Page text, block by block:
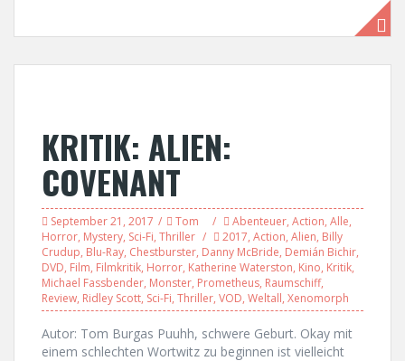
KRITIK: ALIEN:
COVENANT
September 21, 2017 Tom Abenteuer, Action, Alle,
Horror, Mystery, Sci-Fi, Thriller 2017, Action, Alien, Billy
Crudup, Blu-Ray, Chestburster, Danny McBride, Demián Bichir,
DVD, Film, Filmkritik, Horror, Katherine Waterston, Kino, Kritik,
Michael Fassbender, Monster, Prometheus, Raumschiff,
Review, Ridley Scott, Sci-Fi, Thriller, VOD, Weltall, Xenomorph
Autor: Tom Burgas Puuhh, schwere Geburt. Okay mit
einem schlechten Wortwitz zu beginnen ist vielleicht